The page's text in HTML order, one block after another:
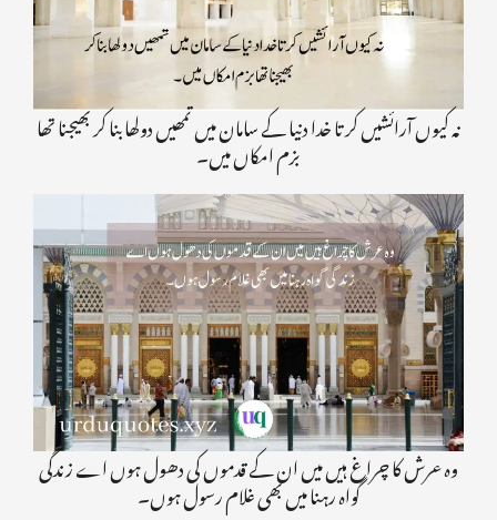
نہ کیوں آرائشیں کر تا خدا دنیا کے سامان میں تمھیں دولھا بنا کر بھیجنا تھا
بزم امکاں میں۔
وہ عرش کا چراغ ہیں میں ان کے قدموں کی دھول ہوں اے زندگی
گواہ رہنا میں بھی غلام رسول ہوں۔